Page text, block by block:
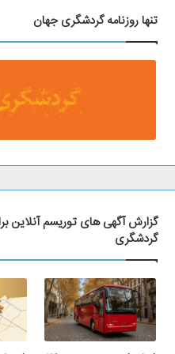
تنها روزنامه گردشگری جهان
گزارش آگهی های توریسم آنلاین
گردشگری